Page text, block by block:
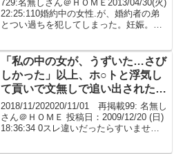
729:名無しさん＠ＨＯＭＥ2013/04/30(火)
22:25:110婚約中の女性.が、婚約者の弟
とつい過ちを犯してしまった。妊娠。し
が足りないだけだけだと思ってい...
「私の中の女が、うずいた…さび
しかった」以上、ホ○トと浮気し
て貢いで文無しで追い出された母
親からのメールですた。
2018/11/202020/11/01 再掲載99: 名無し
さん＠ＨＯＭＥ 投稿日：2009/12/20 (日)
18:36:34 0スレ違いだったらすいません